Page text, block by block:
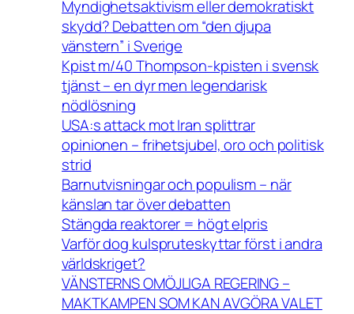
Myndighetsaktivism eller demokratiskt
skydd? Debatten om “den djupa
vänstern” i Sverige
Kpist m/40 Thompson-kpisten i svensk
tjänst – en dyr men legendarisk
nödlösning
USA:s attack mot Iran splittrar
opinionen – frihetsjubel, oro och politisk
strid
Barnutvisningar och populism – när
känslan tar över debatten
Stängda reaktorer = högt elpris
Varför dog kulspruteskyttar först i andra
världskriget?
VÄNSTERNS OMÖJLIGA REGERING –
MAKTKAMPEN SOM KAN AVGÖRA VALET